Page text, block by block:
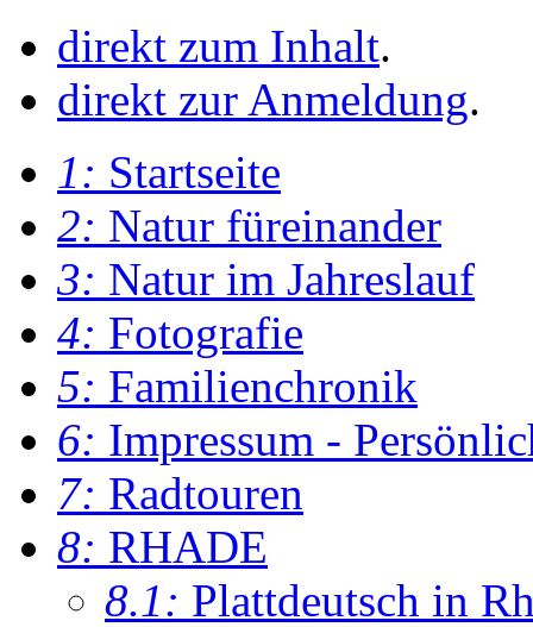
direkt zum Inhalt.
direkt zur Anmeldung.
1: Startseite
2: Natur füreinander
3: Natur im Jahreslauf
4: Fotografie
5: Familienchronik
6: Impressum -
7: Radtouren
8: RHADE
8.1: Plattdeutsch in